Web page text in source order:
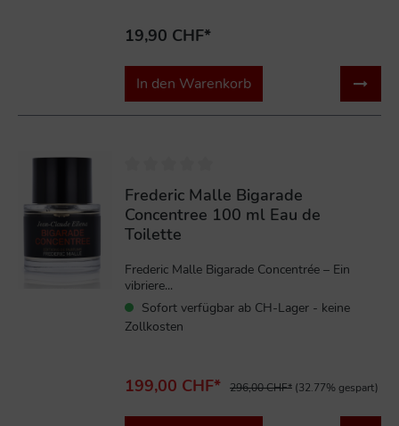
19,90 CHF*
In den Warenkorb
Frederic Malle Bigarade
Concentree 100 ml Eau de
Toilette
Frederic Malle Bigarade Concentrée – Ein
vibriere...
Sofort verfügbar ab CH-Lager - keine
Zollkosten
199,00 CHF* 296,00 CHF* (32.77% gespart)